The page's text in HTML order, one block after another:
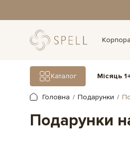
Каталог Місяць
Головна Подарунки
Подарунки